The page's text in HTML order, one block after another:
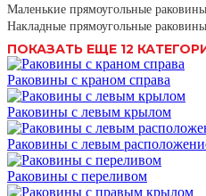
Маленькие прямоугольные раковины
Накладные прямоугольные раковины
ПОКАЗАТЬ ЕЩЕ 12
Раковины с краном справа
Раковины с левым крылом
Раковины с левым
Раковины с переливом